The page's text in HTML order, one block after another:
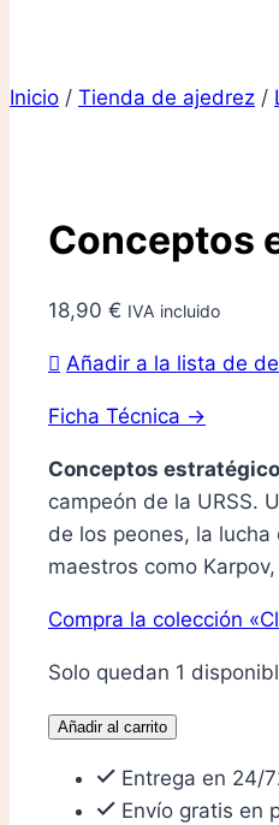
Inicio / Tienda de ajedrez /
Conceptos
18,90 € IVA incluido
Añadir a la lista de
Ficha Técnica →
Conceptos
campeón de la URSS.
de los peones, la
maestros como
Compra la colección
Solo quedan 1
Conceptos
Añadir al carrito
Entrega en 24/
Envío gratis en